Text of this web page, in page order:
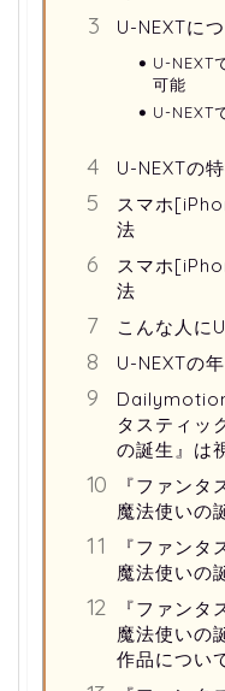
U-NEXTに
U-NEXT
可能
U-NEXT
U-NEXTの
スマホ
法
スマホ
法
こんな人に
U-NEXTの
タスティッ
の誕生』は
『ファン
魔法使いの
『ファン
魔法使いの
『ファン
魔法使いの
作品につい